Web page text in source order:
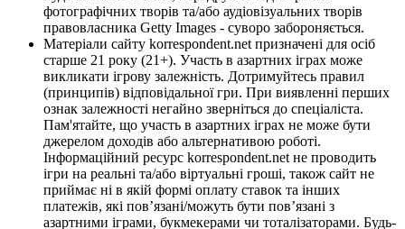
фотографічних творів та/або аудіовізуальних творів
правовласника Getty Images - суворо забороняється.
Матеріали сайту korrespondent.net призначені для осіб
старше 21 року (21+). Участь в азартних іграх може
викликати ігрову залежність. Дотримуйтесь правил
(принципів) відповідальної гри. При виявленні перших
ознак залежності негайно зверніться до спеціаліста.
Пам'ятайте, що участь в азартних іграх не може бути
джерелом доходів або альтернативою роботі.
Інформаційний ресурс korrespondent.net не проводить
ігри на реальні та/або віртуальні гроші, також сайт не
приймає ні в якій формі оплату ставок та інших
платежів, які пов’язані/можуть бути пов’язані з
азартними іграми, букмекерами чи тоталізаторами. Будь-